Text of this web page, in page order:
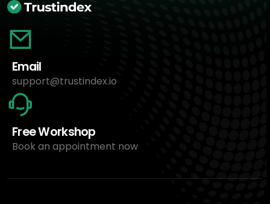
Email
support@trustindex.io
Free Workshop
Book an appointment now